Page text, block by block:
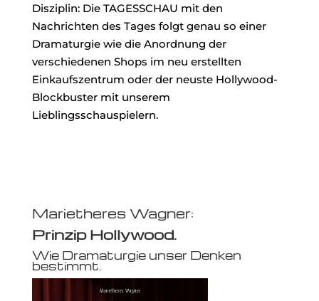
Disziplin: Die TAGESSCHAU mit den
Nachrichten des Tages folgt genau so einer
Dramaturgie wie die Anordnung der
verschiedenen Shops im neu erstellten
Einkaufszentrum oder der neuste Hollywood-
Blockbuster mit unserem
Lieblingsschauspielern.
Marietheres Wagner:
Prinzip Hollywood.
Wie Dramaturgie unser Denken
bestimmt.